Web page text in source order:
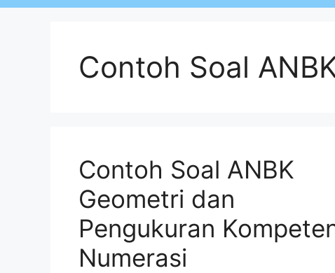
Contoh Soal
Contoh Soal ANBK
Geometri dan
Pengukuran
Numerasi